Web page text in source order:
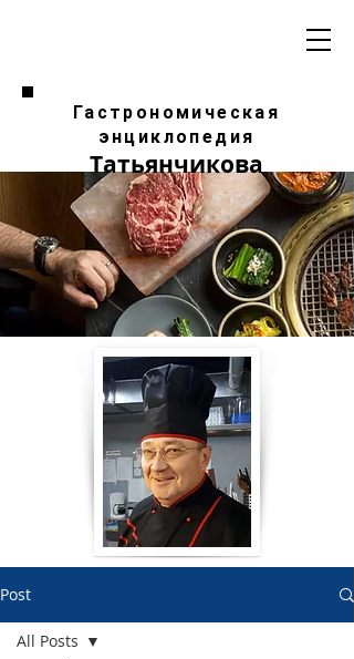
Гастрономическая
энциклопедия
Татьянчикова
Post
All Posts